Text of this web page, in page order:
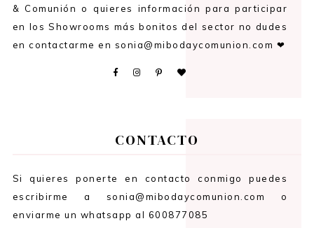
& Comunión o quieres información para participar
en los Showrooms más bonitos del sector no dudes
en contactarme en sonia@mibodaycomunion.com ❤
CONTACTO
Si quieres ponerte en contacto conmigo puedes
escribirme a sonia@mibodaycomunion.com o
enviarme un whatsapp al 600877085